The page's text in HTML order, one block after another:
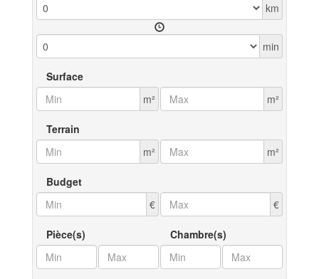
km
min
Surface
m²
m²
Terrain
m²
m²
Budget
€
€
Pièce(s) Chambre(s)